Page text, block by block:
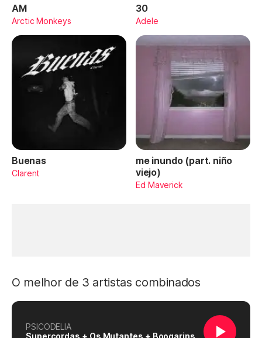
AM
Arctic Monkeys
30
Adele
Buenas
Clarent
me inundo (part. niño
viejo)
Ed Maverick
O melhor de 3 artistas combinados
PSICODELIA
Supercordas + Os Mutantes + Boogarins